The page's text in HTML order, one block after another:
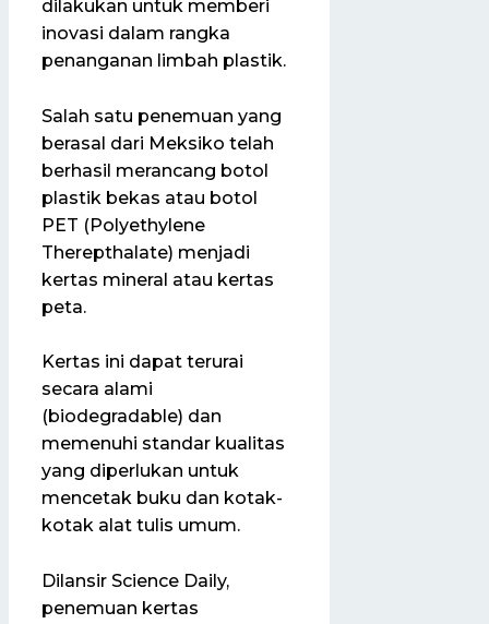
dilakukan untuk memberi
inovasi dalam rangka
penanganan limbah plastik.
Salah satu penemuan yang
berasal dari Meksiko telah
berhasil merancang botol
plastik bekas atau botol
PET (Polyethylene
Therepthalate) menjadi
kertas mineral atau kertas
peta.
Kertas ini dapat terurai
secara alami
(biodegradable) dan
memenuhi standar kualitas
yang diperlukan untuk
mencetak buku dan kotak-
kotak alat tulis umum.
Dilansir Science Daily,
penemuan kertas